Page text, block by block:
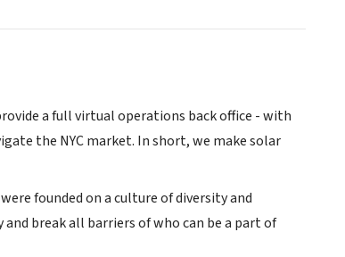
a full virtual operations back office - with
the NYC market. In short, we make solar
founded on a culture of diversity and
break all barriers of who can be a part of